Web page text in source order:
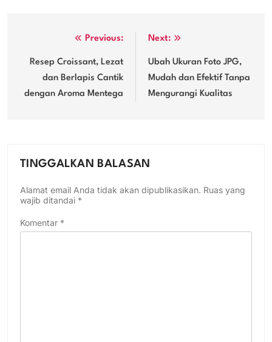
pos
Previous:
Resep Croissant, Lezat
dan Berlapis Cantik
dengan Aroma Mentega
Next:
Ubah Ukuran Foto JPG,
Mudah dan Efektif Tanpa
Mengurangi Kualitas
TINGGALKAN BALASAN
Alamat email Anda tidak akan dipublikasikan. Ruas yang
wajib ditandai *
Komentar *